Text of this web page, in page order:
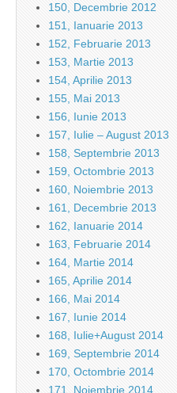
150, Decembrie 2012
151, Ianuarie 2013
152, Februarie 2013
153, Martie 2013
154, Aprilie 2013
155, Mai 2013
156, Iunie 2013
157, Iulie – August 2013
158, Septembrie 2013
159, Octombrie 2013
160, Noiembrie 2013
161, Decembrie 2013
162, Ianuarie 2014
163, Februarie 2014
164, Martie 2014
165, Aprilie 2014
166, Mai 2014
167, Iunie 2014
168, Iulie+August 2014
169, Septembrie 2014
170, Octombrie 2014
171, Noiembrie 2014